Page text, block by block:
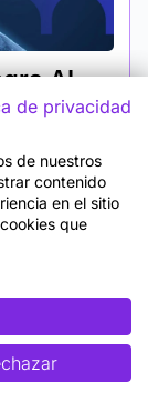
AI
a cualquier
de privacidad
de nuestros
contenido
en el sitio
que